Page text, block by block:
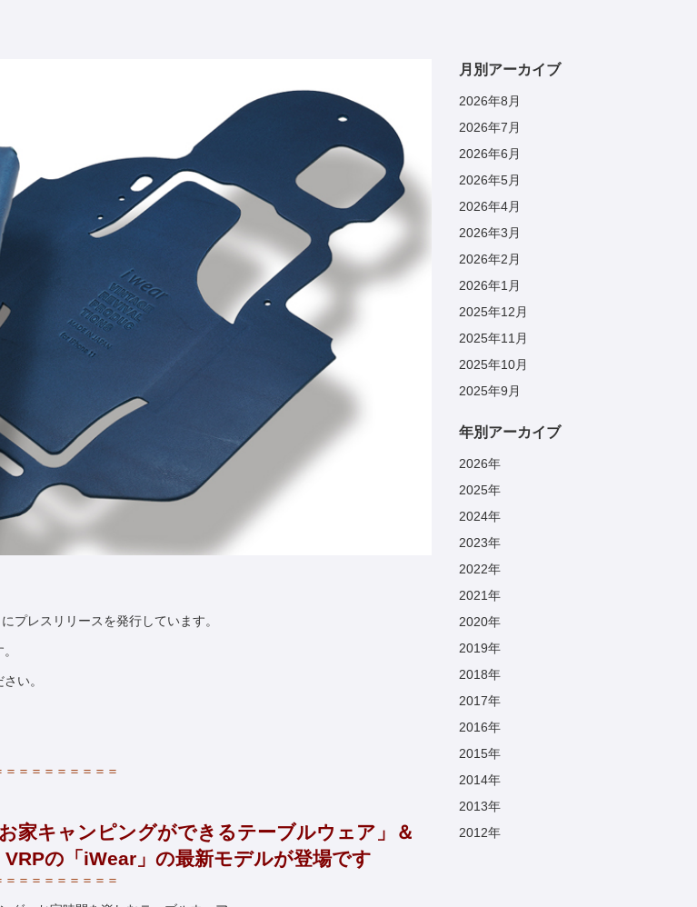
プレスリリースを発行しています。
い。
＝＝＝＝＝＝＝＝
家キャンピングができるテーブルウェア」＆
の「iWear」の最新モデルが登場です
＝＝＝＝＝＝＝＝
月別アーカイブ
2026年8月
2026年7月
2026年6月
2026年5月
2026年4月
2026年3月
2026年2月
2026年1月
2025年12月
2025年11月
2025年10月
2025年9月
年別アーカイブ
2026年
2025年
2024年
2023年
2022年
2021年
2020年
2019年
2018年
2017年
2016年
2015年
2014年
2013年
2012年